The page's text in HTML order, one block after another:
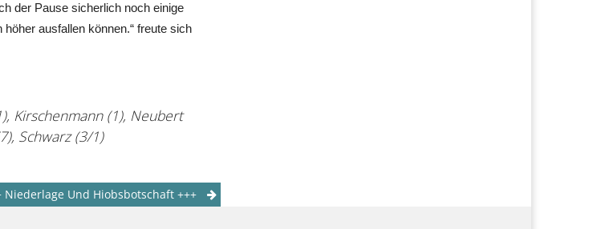
der Pause sicherlich noch einige
ausfallen können.“ freute sich
Kirschenmann (1), Neubert
Schwarz (3/1)
Niederlage Und Hiobsbotschaft +++